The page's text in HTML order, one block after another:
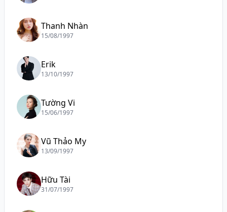
Thanh Nhàn
15/08/1997
Erik
13/10/1997
Tường Vi
15/06/1997
Vũ Thảo My
13/09/1997
Hữu Tài
31/07/1997